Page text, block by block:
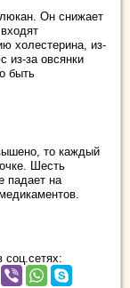
Он снижает
холестерина, из-
из-за овсянки
быть
то каждый
Шесть
падает на
соц.сетях: